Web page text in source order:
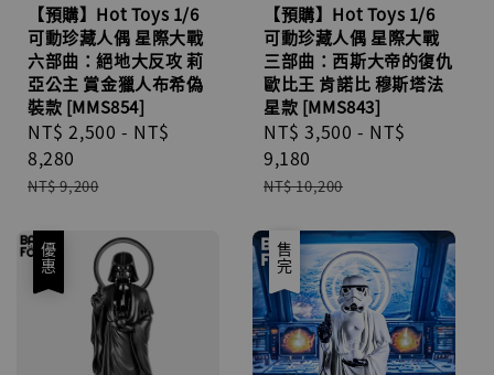
【預購】Hot Toys 1/6
可動珍藏人偶 星際大戰
六部曲：絕地大反攻 莉
亞公主 賞金獵人布希偽
裝款 [MMS854]
Sale
price
NT$ 2,500 - NT$
8,280
Regular
NT$ 9,200
【預購】Hot Toys 1/6
可動珍藏人偶 星際大戰
三部曲：西斯大帝的復仇
歐比王 肯諾比 穆斯塔法
星款 [MMS843]
Sale
price
NT$ 3,500 - NT$
9,180
Regular
NT$ 10,200
優惠 優惠
售完